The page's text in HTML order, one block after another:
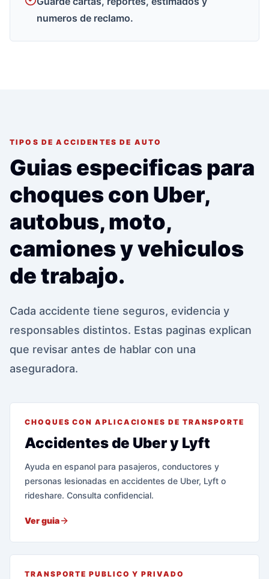
numeros de reclamo.
TIPOS DE ACCIDENTES DE AUTO
Guias especificas para
choques con Uber,
autobus, moto,
camiones y vehiculos
de trabajo.
Cada accidente tiene seguros, evidencia y
responsables distintos. Estas paginas explican
que revisar antes de hablar con una
aseguradora.
CHOQUES CON APLICACIONES DE TRANSPORTE
Accidentes de Uber y Lyft
Ayuda en espanol para pasajeros, conductores y
personas lesionadas en accidentes de Uber, Lyft o
rideshare. Consulta confidencial.
Ver guia
TRANSPORTE PUBLICO Y PRIVADO